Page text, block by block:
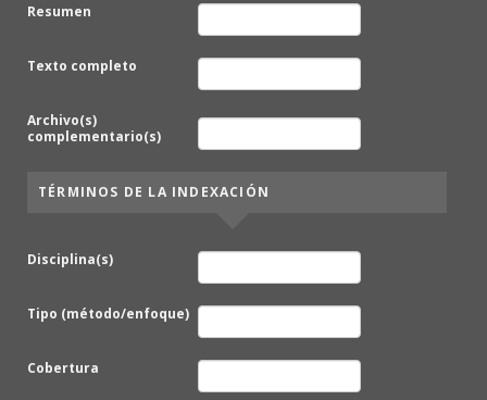
Resumen
Texto completo
Archivo(s)
complementario(s)
TÉRMINOS DE LA INDEXACIÓN
Disciplina(s)
Tipo (método/enfoque)
Cobertura